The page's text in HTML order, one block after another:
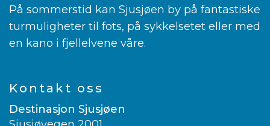
På sommerstid kan Sjusjøen by på fantastiske
turmuligheter til fots, på sykkelsetet eller med
en kano i fjellelvene våre.
Kontakt oss
Destinasjon Sjusjøen